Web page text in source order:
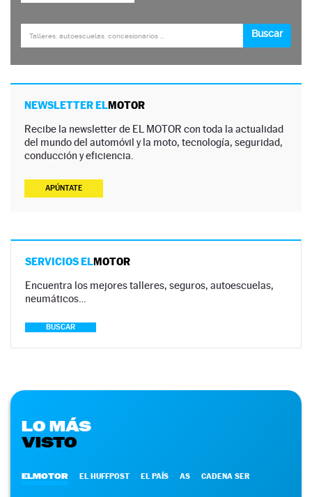
NEWSLETTER ELMOTOR
Recibe la newsletter de EL MOTOR con toda la actualidad
del mundo del automóvil y la moto, tecnología, seguridad,
conducción y eficiencia.
APÚNTATE
SERVICIOS ELMOTOR
Encuentra los mejores talleres, seguros, autoescuelas,
neumáticos…
BUSCAR
LO MÁS
VISTO
ELMOTOR EL HUFFPOST EL PAÍS AS CADENA SER